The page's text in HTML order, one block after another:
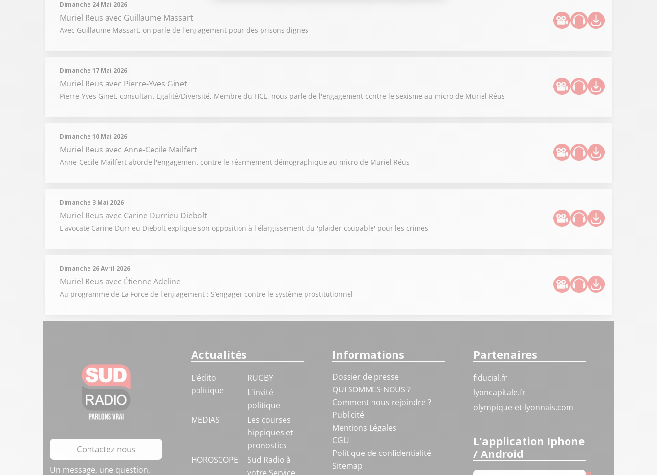
Dimanche 24 Mai 2026
Muriel Reus avec Guillaume Massart
Avec Guillaume Massart, on parle de l'engagement pour des prisons dignes
Dimanche 17 Mai 2026
Muriel Reus avec Pierre-Yves Ginet
Pierre-Yves Ginet, consultant Egalité/Diversité, Membre du HCE, nous parle de l'engagement contre le sexisme au micro de Muriel Réus
Dimanche 10 Mai 2026
Muriel Reus avec Anne-Cecile Mailfert
Anne-Cecile Mailfert aborde l'engagement contre le réarmement démographique au micro de Muriel Réus
Dimanche 3 Mai 2026
Muriel Reus avec Carine Durrieu Diebolt
L'avocate Carine Durrieu Diebolt explique son opposition à l'élargissement du 'plaider coupable' pour les crimes
Dimanche 26 Avril 2026
Muriel Reus avec Étienne Adeline
Au programme de La Force de l'engagement : S’engager contre le système prostitutionnel
Contactez nous
Un message, une question,
Actualités
L'édito
politique
RUGBY
L'invité
politique
MEDIAS
Les courses
hippiques et
pronostics
HOROSCOPE
Sud Radio à
votre Service
Informations
Dossier de presse
QUI SOMMES-NOUS ?
Comment nous rejoindre ?
Publicité
Mentions Légales
CGU
Politique de confidentialité
Sitemap
Partenaires
fiducial.fr
lyoncapitale.fr
olympique-et-lyonnais.com
L'application Iphone
/ Android